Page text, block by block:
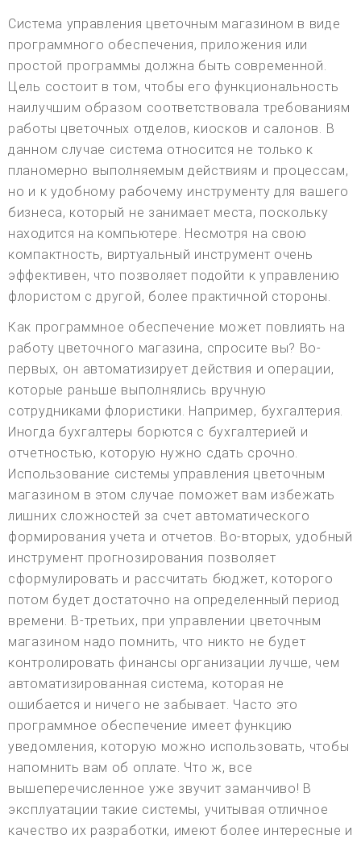
Система управления цветочным магазином в виде
программного обеспечения, приложения или
простой программы должна быть современной.
Цель состоит в том, чтобы его функциональность
наилучшим образом соответствовала требованиям
работы цветочных отделов, киосков и салонов. В
данном случае система относится не только к
планомерно выполняемым действиям и процессам,
но и к удобному рабочему инструменту для вашего
бизнеса, который не занимает места, поскольку
находится на компьютере. Несмотря на свою
компактность, виртуальный инструмент очень
эффективен, что позволяет подойти к управлению
флористом с другой, более практичной стороны.
Как программное обеспечение может повлиять на
работу цветочного магазина, спросите вы? Во-
первых, он автоматизирует действия и операции,
которые раньше выполнялись вручную
сотрудниками флористики. Например, бухгалтерия.
Иногда бухгалтеры борются с бухгалтерией и
отчетностью, которую нужно сдать срочно.
Использование системы управления цветочным
магазином в этом случае поможет вам избежать
лишних сложностей за счет автоматического
формирования учета и отчетов. Во-вторых, удобный
инструмент прогнозирования позволяет
сформулировать и рассчитать бюджет, которого
потом будет достаточно на определенный период
времени. В-третьих, при управлении цветочным
магазином надо помнить, что никто не будет
контролировать финансы организации лучше, чем
автоматизированная система, которая не
ошибается и ничего не забывает. Часто это
программное обеспечение имеет функцию
уведомления, которую можно использовать, чтобы
напомнить вам об оплате. Что ж, все
вышеперечисленное уже звучит заманчиво! В
эксплуатации такие системы, учитывая отличное
качество их разработки, имеют более интересные и